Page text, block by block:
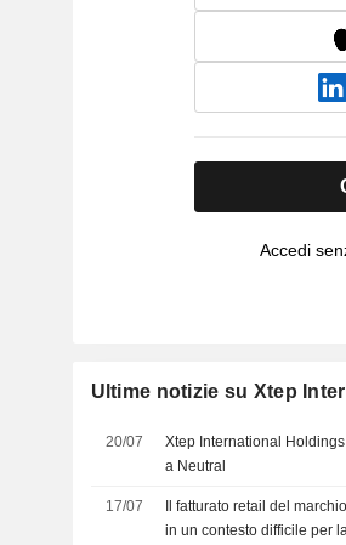
Accedi
Ultime notizie su Xtep
20/07
Xtep International
a Neutral
17/07
Il fatturato retail del
in un contesto difficile per